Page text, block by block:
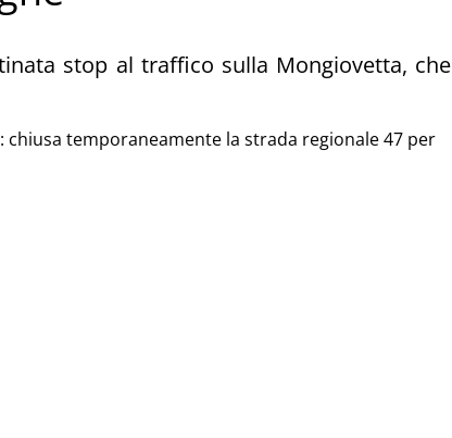
stop al traffico sulla Mongiovetta, che